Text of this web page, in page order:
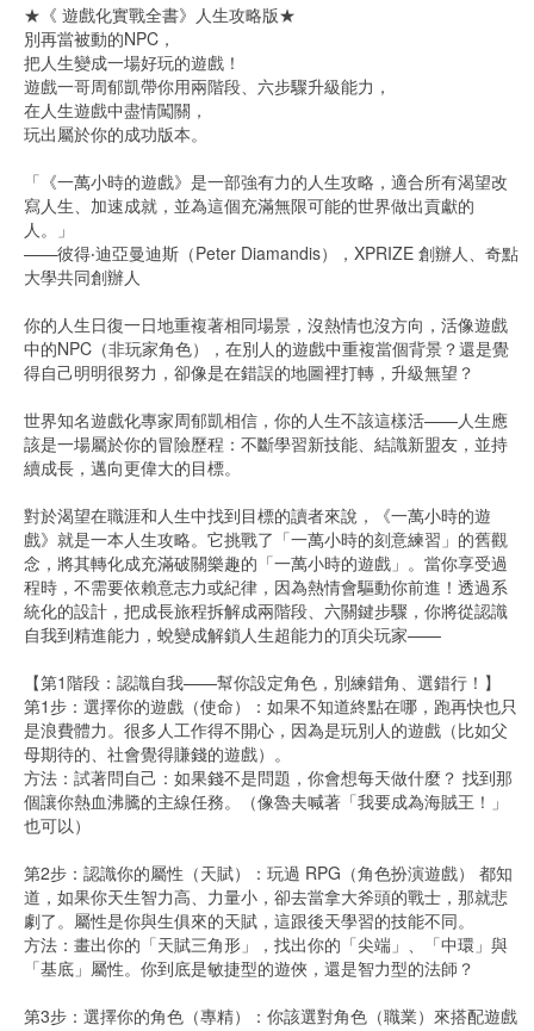
★《 遊戲化實戰全書》人生攻略版★
別再當被動的NPC，
把人生變成一場好玩的遊戲！
遊戲一哥周郁凱帶你用兩階段、六步驟升級能力，
在人生遊戲中盡情闖關，
玩出屬於你的成功版本。
「《一萬小時的遊戲》是一部強有力的人生攻略，適合所有渴望改
寫人生、加速成就，並為這個充滿無限可能的世界做出貢獻的
人。」
——彼得‧迪亞曼迪斯（Peter Diamandis），XPRIZE 創辦人、奇點
大學共同創辦人
你的人生日復一日地重複著相同場景，沒熱情也沒方向，活像遊戲
中的NPC（非玩家角色），在別人的遊戲中重複當個背景？還是覺
得自己明明很努力，卻像是在錯誤的地圖裡打轉，升級無望？
世界知名遊戲化專家周郁凱相信，你的人生不該這樣活——人生應
該是一場屬於你的冒險歷程：不斷學習新技能、結識新盟友，並持
續成長，邁向更偉大的目標。
對於渴望在職涯和人生中找到目標的讀者來說，《一萬小時的遊
戲》就是一本人生攻略。它挑戰了「一萬小時的刻意練習」的舊觀
念，將其轉化成充滿破關樂趣的「一萬小時的遊戲」。當你享受過
程時，不需要依賴意志力或紀律，因為熱情會驅動你前進！透過系
統化的設計，把成長旅程拆解成兩階段、六關鍵步驟，你將從認識
自我到精進能力，蛻變成解鎖人生超能力的頂尖玩家——
【第1階段：認識自我——幫你設定角色，別練錯角、選錯行！】
第1步：選擇你的遊戲（使命）：如果不知道終點在哪，跑再快也只
是浪費體力。很多人工作得不開心，因為是玩別人的遊戲（比如父
母期待的、社會覺得賺錢的遊戲）。
方法：試著問自己：如果錢不是問題，你會想每天做什麼？ 找到那
個讓你熱血沸騰的主線任務。（像魯夫喊著「我要成為海賊王！」
也可以）
第2步：認識你的屬性（天賦）：玩過 RPG（角色扮演遊戲） 都知
道，如果你天生智力高、力量小，卻去當拿大斧頭的戰士，那就悲
劇了。屬性是你與生俱來的天賦，這跟後天學習的技能不同。
方法：畫出你的「天賦三角形」，找出你的「尖端」、「中環」與
「基底」屬性。你到底是敏捷型的遊俠，還是智力型的法師？
第3步：選擇你的角色（專精）：你該選對角色（職業）來搭配遊戲